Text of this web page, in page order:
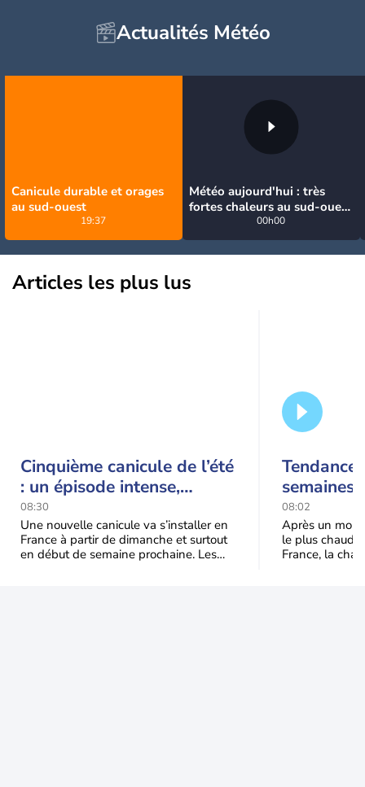
Actualités Météo
Canicule durable et orages
au sud-ouest
19:37
Météo aujourd'hui : très
fortes chaleurs au sud-ouest
avant des orages, jusqu'à
39°C
00h00
Articles les plus lus
Cinquième canicule de l’été
: un épisode intense,
durable et étendu la
semaine prochaine
08:30
Une nouvelle canicule va s’installer en
France à partir de dimanche et surtout
en début de semaine prochaine. Les
Tendance
semaines
septembre
08:02
Après un
le plus chaud
France, la